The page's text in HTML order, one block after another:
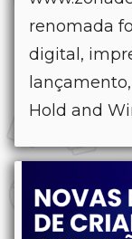
renomada
digital,
Hold and